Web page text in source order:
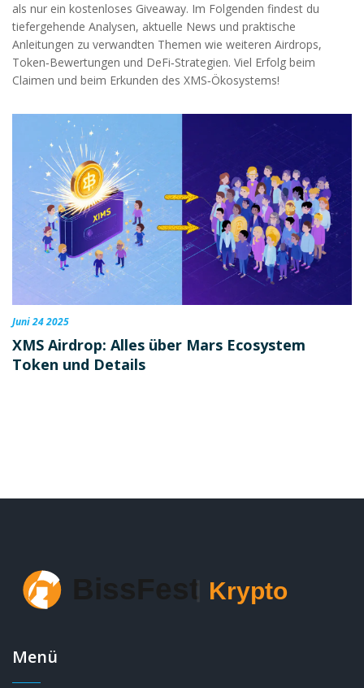
als nur ein kostenloses Giveaway. Im Folgenden findest du
tiefergehende Analysen, aktuelle News und praktische
Anleitungen zu verwandten Themen wie weiteren Airdrops,
Token‑Bewertungen und DeFi‑Strategien. Viel Erfolg beim
Claimen und beim Erkunden des XMS‑Ökosystems!
Juni 24 2025
XMS Airdrop: Alles über Mars Ecosystem
Token und Details
Menü